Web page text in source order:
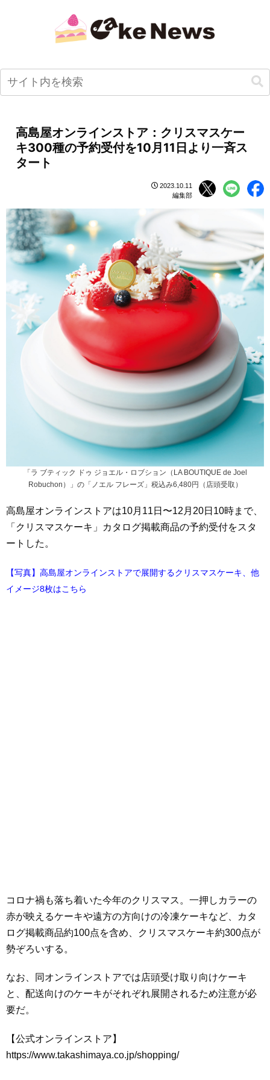
高島屋オンラインストア：クリスマスケー
キ300種の予約受付を10月11日より一斉ス
タート
2023.10.11
編集部
「ラ ブティック ドゥ ジョエル・ロブション（LA BOUTIQUE de Joel
Robuchon）」の「ノエル フレーズ」税込み6,480円（店頭受取）
高島屋オンラインストアは10月11日〜12月20日10時まで、
「クリスマスケーキ」カタログ掲載商品の予約受付をスタ
ートした。
【写真】高島屋オンラインストアで展開するクリスマスケーキ、他
イメージ8枚はこちら
コロナ禍も落ち着いた今年のクリスマス。一押しカラーの
赤が映えるケーキや遠方の方向けの冷凍ケーキなど、カタ
ログ掲載商品約100点を含め、クリスマスケーキ約300点が
勢ぞろいする。
なお、同オンラインストアでは店頭受け取り向けケーキ
と、配送向けのケーキがそれぞれ展開されるため注意が必
要だ。
【公式オンラインストア】
https://www.takashimaya.co.jp/shopping/